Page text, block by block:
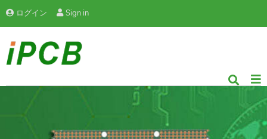
ログイン Sign in